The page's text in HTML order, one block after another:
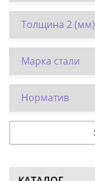
Толщина 2 (мм)
Марка стали
Норматив